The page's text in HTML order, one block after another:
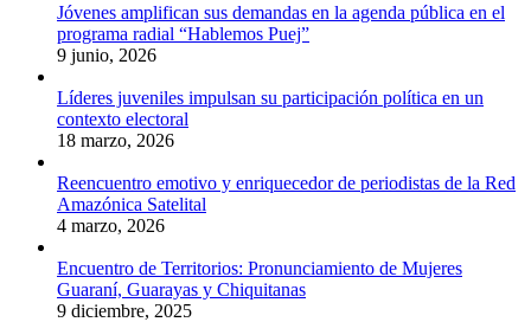
Jóvenes amplifican sus demandas en la agenda pública en el
programa radial “Hablemos Puej”
9 junio, 2026
Líderes juveniles impulsan su participación política en un
contexto electoral
18 marzo, 2026
Reencuentro emotivo y enriquecedor de periodistas de la Red
Amazónica Satelital
4 marzo, 2026
Encuentro de Territorios: Pronunciamiento de Mujeres
Guaraní, Guarayas y Chiquitanas
9 diciembre, 2025